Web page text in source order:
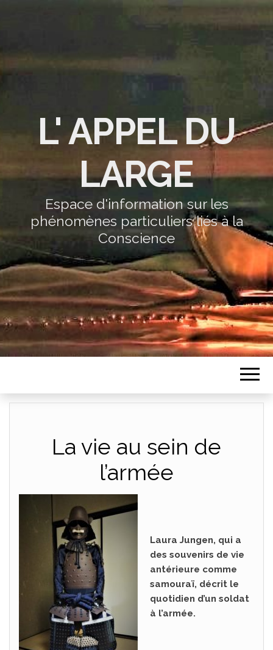
L' APPEL DU
LARGE
Espace d'information sur les
phénomènes particuliers liés à la
Conscience
La vie au sein de
l’armée
Laura Jungen, qui a
des souvenirs de vie
antérieure comme
samouraï, décrit le
quotidien d’un soldat
à l’armée.